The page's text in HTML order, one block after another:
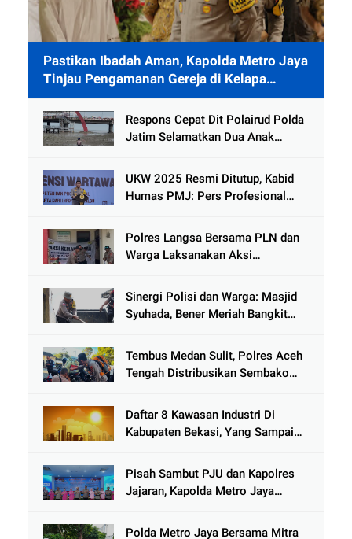
Pastikan Ibadah Aman, Kapolda Metro Jaya
Tinjau Pengamanan Gereja di Kelapa
Gading
Respons Cepat Dit Polairud Polda
Jatim Selamatkan Dua Anak
Kenjeran
UKW 2025 Resmi Ditutup, Kabid
Humas PMJ: Pers Profesional
Hoaks
Polres Langsa Bersama PLN dan
Warga Laksanakan Aksi
Tamiang
Sinergi Polisi dan Warga: Masjid
Syuhada, Bener Meriah Bangkit
Tembus Medan Sulit, Polres Aceh
Tengah Distribusikan Sembako
Jamat
Daftar 8 Kawasan Industri Di
Kabupaten Bekasi, Yang Sampai
Pisah Sambut PJU dan Kapolres
Jajaran, Kapolda Metro Jaya
Diperkuat
Polda Metro Jaya Bersama Mitra